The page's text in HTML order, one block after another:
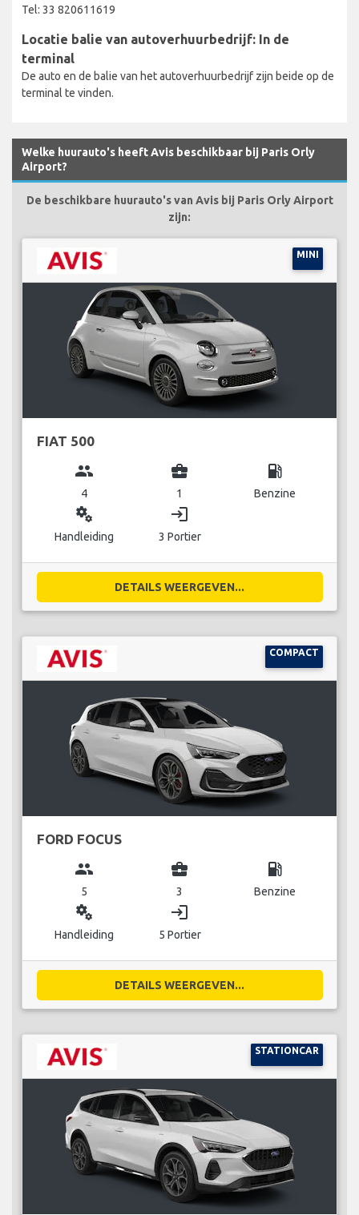
Tel: 33 820611619
Locatie balie van autoverhuurbedrijf: In de
terminal
De auto en de balie van het autoverhuurbedrijf zijn beide op de
terminal te vinden.
Welke huurauto's heeft Avis beschikbaar bij Paris Orly
Airport?
De beschikbare huurauto's van Avis bij Paris Orly Airport
zijn:
MINI
FIAT 500
group
4
business_center
1
local_gas_station
Benzine
miscellaneous_services
Handleiding
login
3 Portier
DETAILS WEERGEVEN...
COMPACT
FORD FOCUS
group
5
business_center
3
local_gas_station
Benzine
miscellaneous_services
Handleiding
login
5 Portier
DETAILS WEERGEVEN...
STATIONCAR